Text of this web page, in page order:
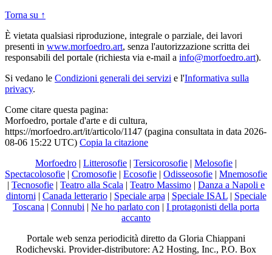
Torna su ↑
È vietata qualsiasi riproduzione, integrale o parziale, dei lavori
presenti in www.morfoedro.art, senza l'autorizzazione scritta dei
responsabili del portale (richiesta via e-mail a info@morfoedro.art).
Si vedano le Condizioni generali dei servizi e l'Informativa sulla
privacy.
Come citare questa pagina:
Morfoedro, portale d'arte e di cultura,
https://morfoedro.art/it/articolo/1147 (pagina consultata in data 2026-
08-06 15:22 UTC) Copia la citazione
Morfoedro | Litterosofie | Tersicorosofie | Melosofie |
Spectacolosofie | Cromosofie | Ecosofie | Odisseosofie | Mnemosofie
| Tecnosofie | Teatro alla Scala | Teatro Massimo | Danza a Napoli e
dintorni | Canada letterario| Speciale arpa | Speciale ISAL| Speciale
Toscana | Connubi | Ne ho parlato con | I protagonisti della porta
accanto
Portale web senza periodicità diretto da Gloria Chiappani
Rodichevski. Provider-distributore: A2 Hosting, Inc., P.O. Box